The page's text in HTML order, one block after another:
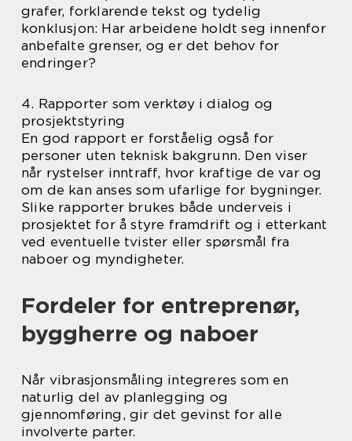
grafer, forklarende tekst og tydelig
konklusjon: Har arbeidene holdt seg innenfor
anbefalte grenser, og er det behov for
endringer?
4. Rapporter som verktøy i dialog og
prosjektstyring
En god rapport er forståelig også for
personer uten teknisk bakgrunn. Den viser
når rystelser inntraff, hvor kraftige de var og
om de kan anses som ufarlige for bygninger.
Slike rapporter brukes både underveis i
prosjektet for å styre framdrift og i etterkant
ved eventuelle tvister eller spørsmål fra
naboer og myndigheter.
Fordeler for entreprenør,
byggherre og naboer
Når vibrasjonsmåling integreres som en
naturlig del av planlegging og
gjennomføring, gir det gevinst for alle
involverte parter.